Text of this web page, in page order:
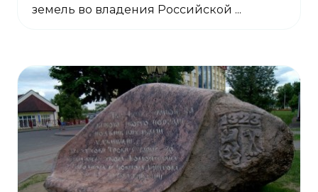
земель во владения Российской ...